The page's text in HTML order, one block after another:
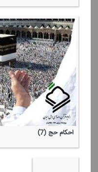
گزارشی از سرزمین وحی
گفتگو با رییس مركز پزشكی